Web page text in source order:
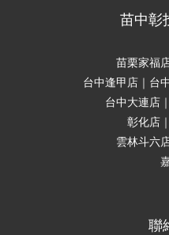
苗中彰
苗栗家福
台中逢甲店｜台
台中大連店
彰化店
雲林斗六
聯